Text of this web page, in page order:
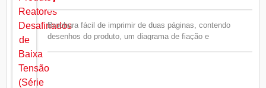
Brochura fácil de imprimir de duas páginas, contendo
desenhos do produto, um diagrama de fiação e